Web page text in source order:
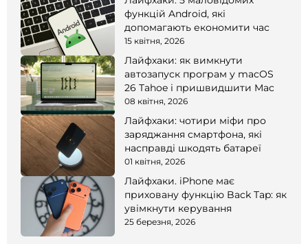
функцій Android, які
допомагають економити час
15 квітня, 2026
Лайфхаки: як вимкнути
автозапуск програм у macOS
26 Tahoe і пришвидшити Mac
08 квітня, 2026
Лайфхаки: чотири міфи про
заряджання смартфона, які
насправді шкодять батареї
01 квітня, 2026
Лайфхаки. iPhone має
приховану функцію Back Tap: як
увімкнути керування
25 березня, 2026